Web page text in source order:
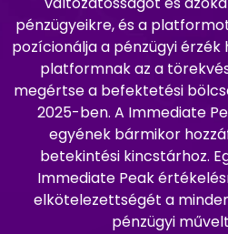
pénzügyeikre, és a
pozícionálja a pénzügyi érzék
platformnak az a
megértse a befektetési
2025-ben. A Immediate
egyének bármikor
betekintési kincstárhoz.
Immediate Peak
elkötelezettségét a
pénzügyi